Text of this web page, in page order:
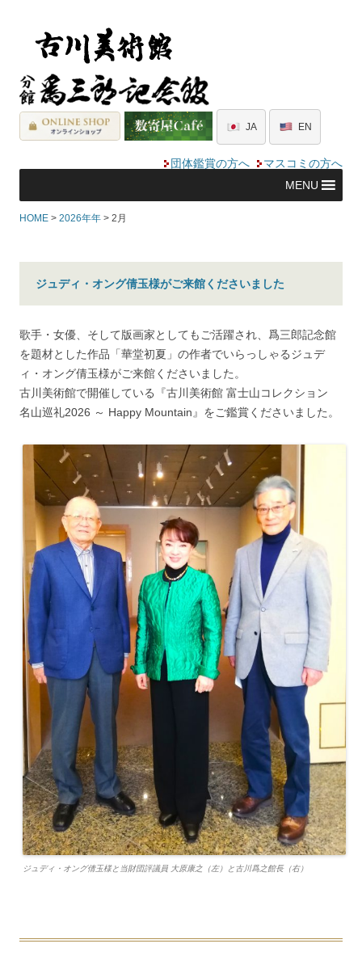
JA EN
団体鑑賞の方へ
マスコミの方へ
MENU
HOME > 2026年年 > 2月
ジュディ・オング倩玉様がご来館くださいました
歌手・女優、そして版画家としてもご活躍され、爲三郎記念館
を題材とした作品「華堂初夏」の作者でいらっしゃるジュデ
ィ・オング倩玉様がご来館くださいました。
古川美術館で開催している『古川美術館 富士山コレクション
名山巡礼2026 ～ Happy Mountain』をご鑑賞くださいました。
ジュディ・オング倩玉様と当財団評議員 大原康之（左）と古川爲之館長（右）